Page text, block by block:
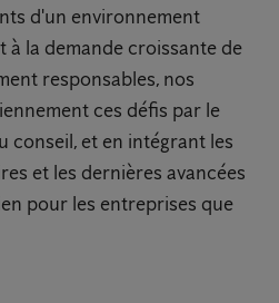
d'un environnement
à la demande croissante de
responsables, nos
ces défis par le
conseil, et en intégrant les
et les dernières avancées
pour les entreprises que